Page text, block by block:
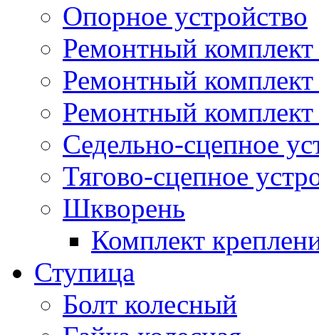
Опорное устройство
Ремонтный комплект
Ремонтный
Ремонтный комплект
Седельно-сцепное
Тягово-сцепное
Шкворень
Комплект
Ступица
Болт колесный